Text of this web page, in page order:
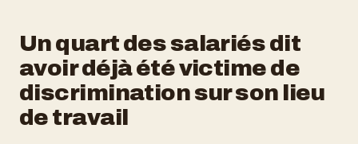
Un quart des salariés dit
avoir déjà été victime de
discrimination sur son lieu
de travail